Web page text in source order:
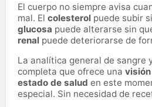
El cuerpo no siempre avisa
mal. El colesterol puede subir
glucosa puede alterarse sin
renal puede deteriorarse de
La analítica general de sangre
completa que ofrece una
estado de salud en este
especial. Sin necesidad de